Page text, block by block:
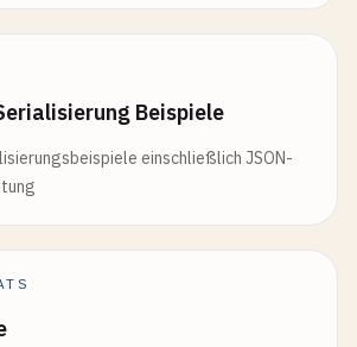
Beispiele
einschließlich JSON-